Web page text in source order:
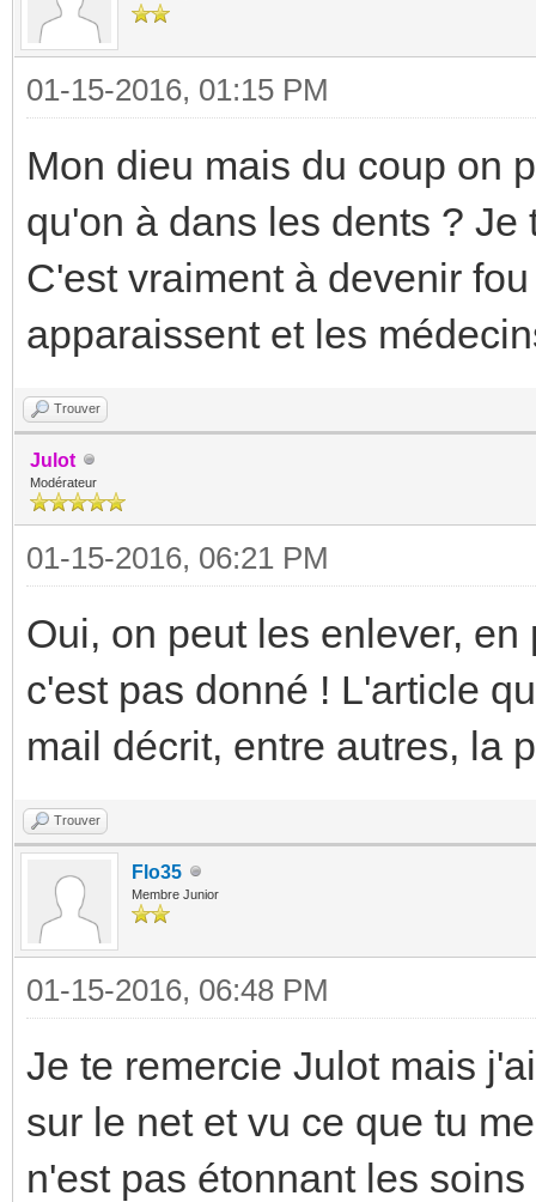
01-15-2016, 01:15 PM
Mon dieu mais du coup on
qu'on à dans les dents ? Je
C'est vraiment à devenir
apparaissent et les
Trouver
Julot
Modérateur
01-15-2016, 06:21 PM
Oui, on peut les enlever,
c'est pas donné ! L'article
mail décrit, entre autres, la
Trouver
Flo35
Membre Junior
01-15-2016, 06:48 PM
Je te remercie Julot mais
sur le net et vu ce que tu
n'est pas étonnant les